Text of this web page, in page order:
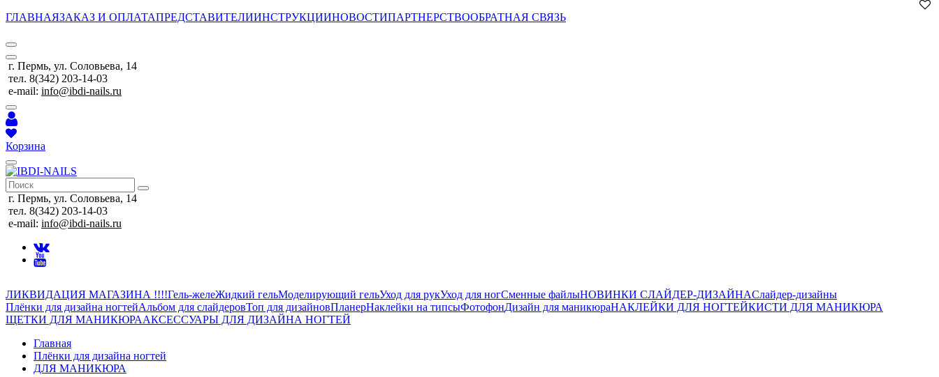
ГЛАВНАЯЗАКАЗ И ОПЛАТАПРЕДСТАВИТЕЛИИНСТРУКЦИИНОВОСТИПАРТНЕРСТВООБРАТНАЯ СВЯЗЬ
г. Пермь, ул. Соловьева, 14
тел. 8(342) 203-14-03
e-mail: info@ibdi-nails.ru
Корзина
г. Пермь, ул. Соловьева, 14
тел. 8(342) 203-14-03
e-mail: info@ibdi-nails.ru
ЛИКВИДАЦИЯ МАГАЗИНА !!!!Гель-желеЖидкий гельМоделирующий гельУход для рукУход для ногСменные файлыНОВИНКИ СЛАЙДЕР-ДИЗАЙНАСлайдер-дизайны
Плёнки для дизайна ногтейАльбом для слайдеровТоп для дизайновПланерНаклейки на типсыФотофонДизайн для маникюраНАКЛЕЙКИ ДЛЯ НОГТЕЙКИСТИ ДЛЯ МАНИКЮРА
ЩЕТКИ ДЛЯ МАНИКЮРААКСЕССУАРЫ ДЛЯ ДИЗАЙНА НОГТЕЙ
Главная
Плёнки для дизайна ногтей
ДЛЯ МАНИКЮРА